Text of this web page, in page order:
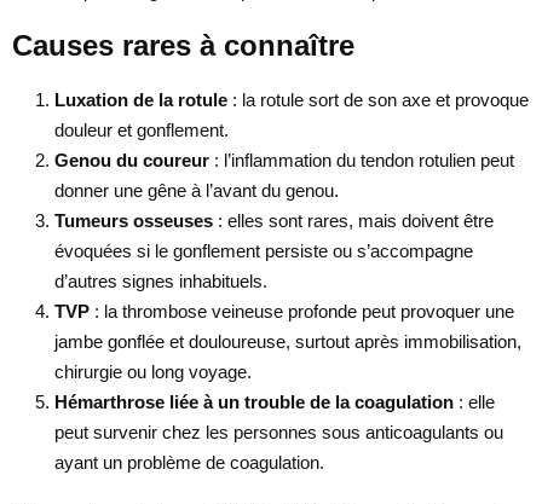
Causes rares à connaître
Luxation de la rotule : la rotule sort de son axe et provoque
douleur et gonflement.
Genou du coureur : l’inflammation du tendon rotulien peut
donner une gêne à l’avant du genou.
Tumeurs osseuses : elles sont rares, mais doivent être
évoquées si le gonflement persiste ou s’accompagne
d’autres signes inhabituels.
TVP : la thrombose veineuse profonde peut provoquer une
jambe gonflée et douloureuse, surtout après immobilisation,
chirurgie ou long voyage.
Hémarthrose liée à un trouble de la coagulation : elle
peut survenir chez les personnes sous anticoagulants ou
ayant un problème de coagulation.